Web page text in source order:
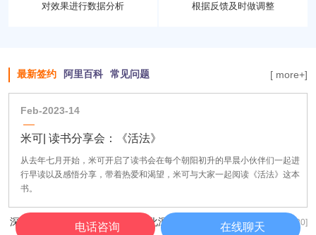
对效果进行数据分析 根据反馈及时做调整
最新签约 阿里百科 常见问题 [ more+]
Feb-2023-14
米可| 读书分享会：《活法》
从去年七月开始，米可开启了读书会在每个朝阳初升的早晨小伙伴们一起进
行早读以及感悟分享，带着热爱和渴望，米可与大家一起阅读《活法》这本
书。
深圳高精工厂询盘质量差？精细化深圳1688运营如何拿下高端定制订单？ [ 2026/07/30]
电话咨询 在线聊天